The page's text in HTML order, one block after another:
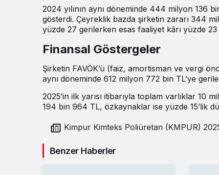
2024 yılının aynı döneminde 444 milyon 136
gösterdi. Çeyreklik bazda şirketin zararı 344
yüzde 27 gerilerken esas faaliyet kârı yüzde
Finansal Göstergeler
Şirketin FAVÖK’ü (faiz, amortisman ve vergi
aynı döneminde 612 milyon 772 bin TL’ye
2025’in ilk yarısı itibarıyla toplam varlıklar
194 bin 964 TL, özkaynaklar ise yüzde 15’lik
Benzer Haberler